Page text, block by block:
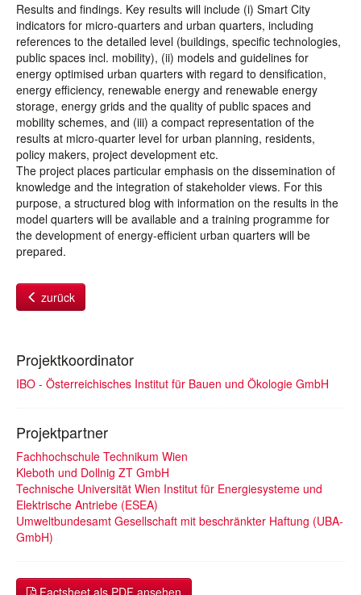
Results and findings. Key results will include (i) Smart City
indicators for micro-quarters and urban quarters, including
references to the detailed level (buildings, specific technologies,
public spaces incl. mobility), (ii) models and guidelines for
energy optimised urban quarters with regard to densification,
energy efficiency, renewable energy and renewable energy
storage, energy grids and the quality of public spaces and
mobility schemes, and (iii) a compact representation of the
results at micro-quarter level for urban planning, residents,
policy makers, project development etc.
The project places particular emphasis on the dissemination of
knowledge and the integration of stakeholder views. For this
purpose, a structured blog with information on the results in the
model quarters will be available and a training programme for
the development of energy-efficient urban quarters will be
prepared.
zurück
Projektkoordinator
IBO - Österreichisches Institut für Bauen und Ökologie GmbH
Projektpartner
Fachhochschule Technikum Wien
Kleboth und Dollnig ZT GmbH
Technische Universität Wien Institut für Energiesysteme und
Elektrische Antriebe (ESEA)
Umweltbundesamt Gesellschaft mit beschränkter Haftung (UBA-
GmbH)
Factsheet als PDF ansehen